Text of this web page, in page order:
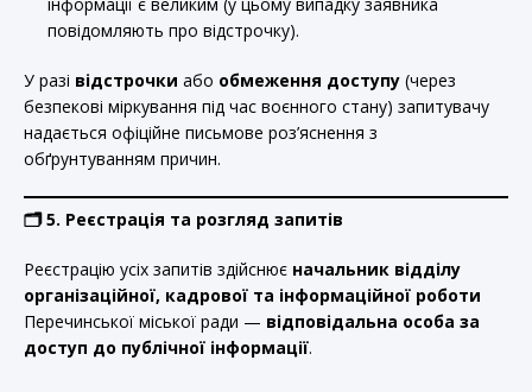
повідомляють про відстрочку).
У разі відстрочки або обмеження доступу (через
безпекові міркування під час воєнного стану) запитувачу
надається офіційне письмове роз’яснення з
обґрунтуванням причин.
🗂️ 5. Реєстрація та розгляд запитів
Реєстрацію усіх запитів здійснює начальник відділу
організаційної, кадрової та інформаційної роботи
Перечинської міської ради — відповідальна особа за
доступ до публічної інформації.